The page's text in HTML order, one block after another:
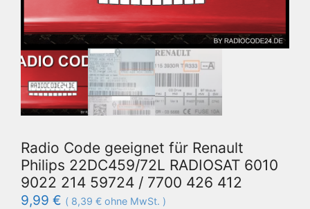
Radio Code geeignet für Renault
Philips 22DC459/72L RADIOSAT 6010
9022 214 59724 / 7700 426 412
9,99 € ( 8,39 € ohne MwSt. )